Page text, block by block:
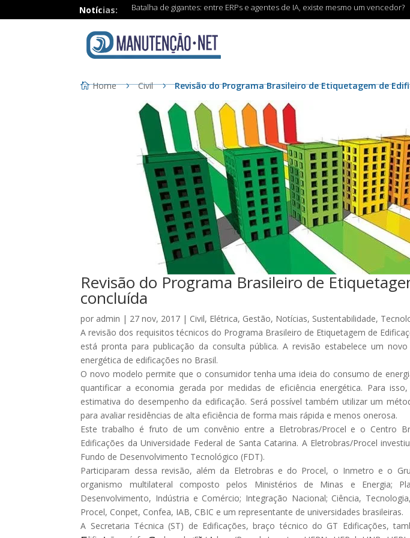
Notícias: Batalha de gigantes: entre ERPs e agentes de IA, existe mesmo um vencedor?
Home Civil Revisão do Programa Brasileiro de Etiquetagem de
Revisão do Programa Brasileiro de
concluída
por admin | 27 nov, 2017 | Civil, Elétrica, Gestão, Notícias, Sustentabilidade,
A revisão dos requisitos técnicos do Programa Brasileiro de Etiquetagem de
está pronta para publicação da consulta pública. A revisão estabelece um
energética de edificações no Brasil.
O novo modelo permite que o consumidor tenha uma ideia do consumo de
quantificar a economia gerada por medidas de eficiência energética. Para
estimativa do desempenho da edificação. Será possível também utilizar um
para avaliar residências de alta eficiência de forma mais rápida e menos onerosa.
Este trabalho é fruto de um convênio entre a Eletrobras/Procel e o Centro
Edificações da Universidade Federal de Santa Catarina. A Eletrobras/Procel
Fundo de Desenvolvimento Tecnológico (FDT).
Participaram dessa revisão, além da Eletrobras e do Procel, o Inmetro e o
organismo multilateral composto pelos Ministérios de Minas e Energia;
Desenvolvimento, Indústria e Comércio; Integração Nacional; Ciência,
Procel, Conpet, Confea, IAB, CBIC e um representante de universidades brasileiras.
A Secretaria Técnica (ST) de Edificações, braço técnico do GT Edificações,